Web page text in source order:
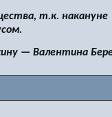
т.к.
— Валентина